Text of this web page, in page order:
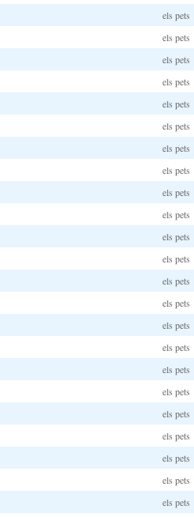
els pets
els pets
els pets
els pets
els pets
els pets
els pets
els pets
els pets
els pets
els pets
els pets
els pets
els pets
els pets
els pets
els pets
els pets
els pets
els pets
els pets
els pets
els pets